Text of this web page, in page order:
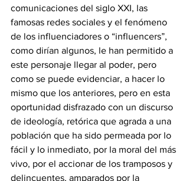
comunicaciones del siglo XXI, las
famosas redes sociales y el fenómeno
de los influenciadores o “influencers”,
como dirían algunos, le han permitido a
este personaje llegar al poder, pero
como se puede evidenciar, a hacer lo
mismo que los anteriores, pero en esta
oportunidad disfrazado con un discurso
de ideología, retórica que agrada a una
población que ha sido permeada por lo
fácil y lo inmediato, por la moral del más
vivo, por el accionar de los tramposos y
delincuentes, amparados por la